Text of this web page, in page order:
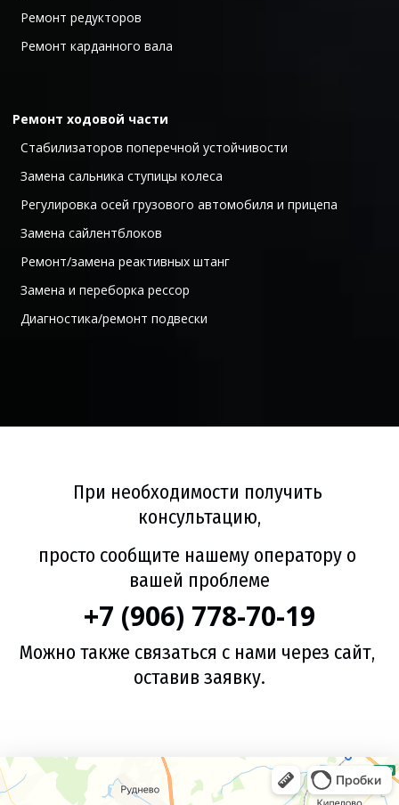
  Ремонт редукторов
  Ремонт карданного вала
Ремонт ходовой части
  Стабилизаторов поперечной устойчивости
  Замена сальника ступицы колеса
  Регулировка осей грузового автомобиля и прицепа
  Замена сайлентблоков
  Ремонт/замена реактивных штанг
  Замена и переборка рессор
  Диагностика/ремонт подвески
При необходимости получить
консультацию,
просто сообщите нашему оператору о
вашей проблеме
+7 (906) 778-70-19
Можно также связаться с нами через сайт,
оставив заявку.